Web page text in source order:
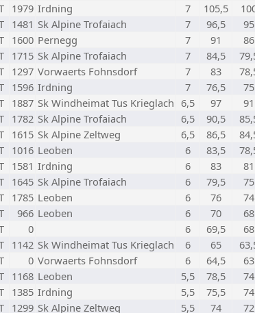
1979 Irdning 7 105,5
1481 Sk Alpine Trofaiach 7 96,5 95
1600 Pernegg 7 91 86
1715 Sk Alpine Trofaiach 7 84,5
1297 Vorwaerts Fohnsdorf 7 83
1596 Irdning 7 76,5 75
1887 Sk Windheimat Tus Krieglach 6,5 97 91
1782 Sk Alpine Trofaiach 6,5 90,5
1615 Sk Alpine Zeltweg 6,5 86,5
1016 Leoben 6 83,5
1581 Irdning 6 83 81
1645 Sk Alpine Trofaiach 6 79,5 75
1785 Leoben 6 76 74
966 Leoben 6 70 68
0 6 69,5 68
1142 Sk Windheimat Tus Krieglach 6 65
0 Vorwaerts Fohnsdorf 6 64,5 63
1168 Leoben 5,5 78,5 74
1385 Irdning 5,5 75,5 74
1299 Sk Alpine Zeltweg 5,5 74 72